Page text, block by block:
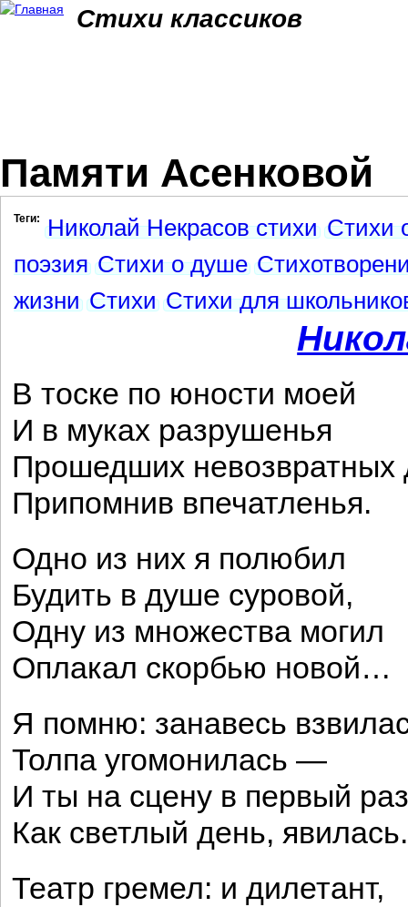
Стихи классиков
Памяти Асенковой
Теги: Николай Некрасов стихи Стихи
поэзия Стихи о душе
жизни Стихи Стихи для
В тоске по юности моей
И в муках разрушенья
Прошедших невозвратных
Припомнив впечатленья.
Одно из них я полюбил
Будить в душе суровой,
Одну из множества могил
Оплакал скорбью новой…
Я помню: занавесь
Толпа угомонилась —
И ты на сцену в первый
Как светлый день, явилась.
Театр гремел: и дилетант,